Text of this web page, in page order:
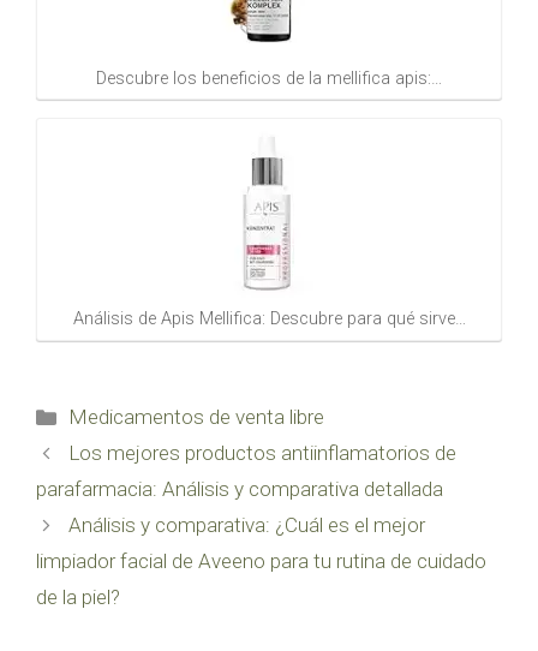
Descubre los beneficios de la mellifica apis:…
Análisis de Apis Mellifica: Descubre para qué sirve…
Categorías
Medicamentos de venta libre
Los mejores productos antiinflamatorios de
parafarmacia: Análisis y comparativa detallada
Análisis y comparativa: ¿Cuál es el mejor
limpiador facial de Aveeno para tu rutina de cuidado
de la piel?